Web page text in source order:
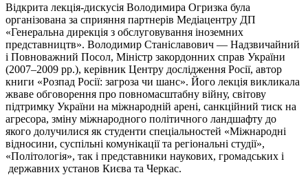
Відкрита лекція-дискусія Володимира Огризка була
організована за сприяння партнерів Медіацентру ДП
«Генеральна дирекція з обслуговування іноземних
представництв». Володимир Станіславович — Надзвичайний
і Повноважний Посол, Міністр закордонних справ України
(2007–2009 рр.), керівник Центру дослідження Росії, автор
книги «Розпад Росії: загроза чи шанс». Його лекція викликала
жваве обговорення про повномасштабну війну, світову
підтримку України на міжнародній арені, санкційний тиск на
агресора, зміну міжнародного політичного ландшафту до
якого долучилися як студенти спеціальностей «Міжнародні
відносини, суспільні комунікації та регіональні студії»,
«Політологія», так і представники наукових, громадських і
державних установ Києва та Черкас.